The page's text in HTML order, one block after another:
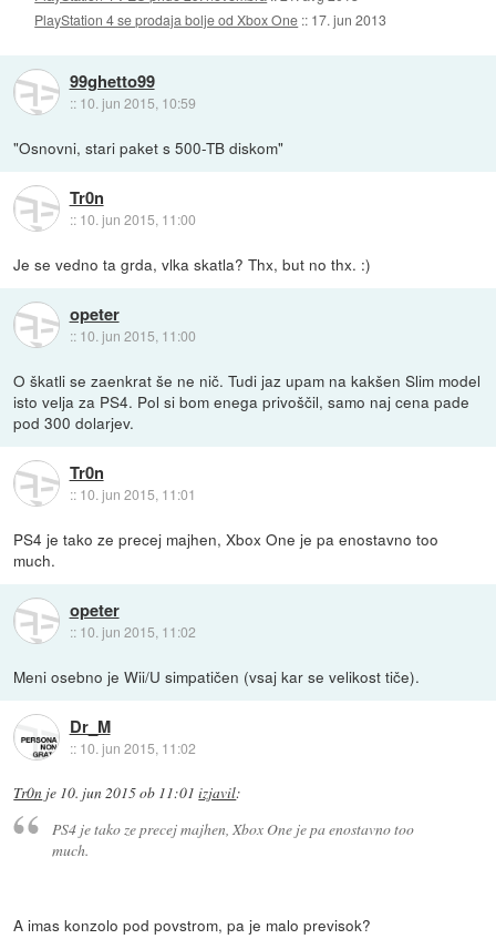
PlayStation 4 se prodaja bolje od Xbox One :: 17. jun 2013
99ghetto99
:: 10. jun 2015, 10:59
"Osnovni, stari paket s 500-TB diskom"
Tr0n
:: 10. jun 2015, 11:00
Je se vedno ta grda, vlka skatla? Thx, but no thx. :)
opeter
:: 10. jun 2015, 11:00
O škatli se zaenkrat še ne nič. Tudi jaz upam na kakšen Slim model
isto velja za PS4. Pol si bom enega privoščil, samo naj cena pade
pod 300 dolarjev.
Tr0n
:: 10. jun 2015, 11:01
PS4 je tako ze precej majhen, Xbox One je pa enostavno too
much.
opeter
:: 10. jun 2015, 11:02
Meni osebno je Wii/U simpatičen (vsaj kar se velikost tiče).
Dr_M
:: 10. jun 2015, 11:02
Tr0n je 10. jun 2015 ob 11:01 izjavil:
PS4 je tako ze precej majhen, Xbox One je pa enostavno too
much.
A imas konzolo pod povstrom, pa je malo previsok?